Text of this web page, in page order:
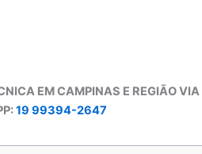
EM CAMPINAS E REGIÃO VIA
19 99394-2647